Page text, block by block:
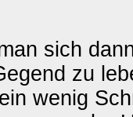
sich
zu
wenig